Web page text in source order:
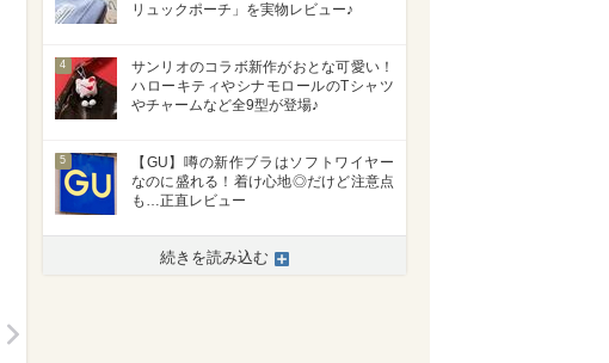
リュックポーチ」を実物レビュー♪
4
サンリオのコラボ新作がおとな可愛い！
ハローキティやシナモロールのTシャツ
やチャームなど全9型が登場♪
5
【GU】噂の新作ブラはソフトワイヤー
なのに盛れる！着け心地◎だけど注意点
も…正直レビュー
続きを読み込む